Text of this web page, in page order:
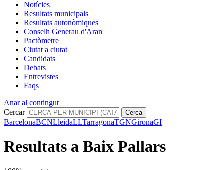
Notícies
Resultats municipals
Resultats autonòmiques
Conselh Generau d'Aran
Pactòmetre
Ciutat a ciutat
Candidats
Debats
Entrevistes
Faqs
Anar al contingut
Cercar
Cerca
BarcelonaBCNLleidaLLTarragonaTGNGironaGI
Resultats a Baix Pallars